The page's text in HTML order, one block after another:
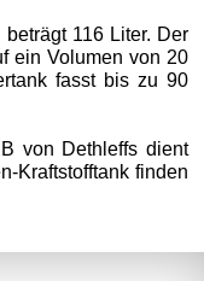
116 Liter. Der
ein Volumen von 20
fasst bis zu 90
von Dethleffs dient
Kraftstofftank finden